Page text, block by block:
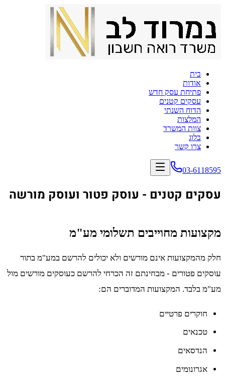
בית
אודות
פתיחת עסק חדש
עסקים קטנים
הדוח השנתי
המלצות
צוות המשרד
בלוג
צרו קשר
03-6118595
עסקים קטנים - עוסק פטור ועוסק מורשה
מקצועות מחוייבים תשלומי מע"מ
חלק מהמקצועות אינם מורשים ולא יכולים להרשם במע"מ בתור
עוסקים פטורים - מבחינתם זה הכרחי להרשם כעוסקים מורשים מול
מע"מ בלבד. המקצועות המדוברים הם:
חוקרים פרטיים
טכנאים
הנדסאים
אגרונומים